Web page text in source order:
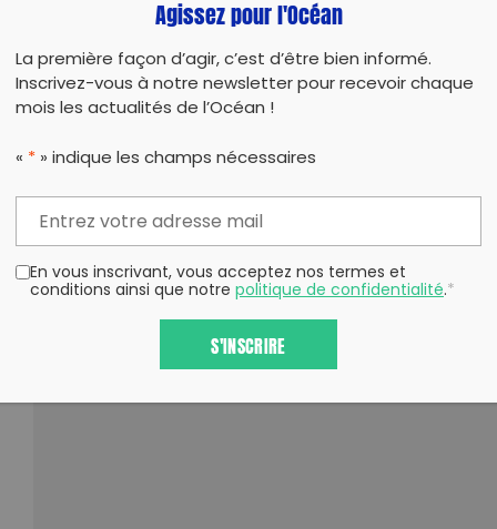
Agissez pour l'Océan
La première façon d’agir, c’est d’être bien informé.
Inscrivez-vous à notre newsletter pour recevoir chaque
mois les actualités de l’Océan !
« * » indique les champs nécessaires
En vous inscrivant, vous acceptez nos termes et
conditions ainsi que notre politique de confidentialité.*
S'INSCRIRE